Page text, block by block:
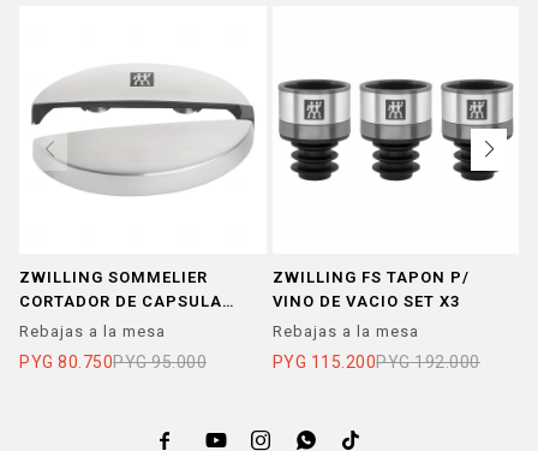
ZWILLING SOMMELIER
CORTADOR DE CAPSULA
13CM
Rebajas a la mesa
PYG 80.750PYG 95.000
ZWILLING FS TAPON P/
VINO DE VACIO SET X3
Rebajas a la mesa
PYG 115.200PYG 192.000
    